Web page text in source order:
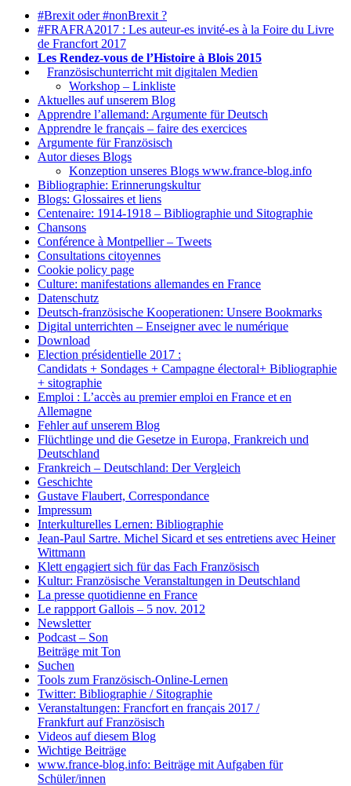
#Brexit oder #nonBrexit ?
#FRAFRA2017 : Les auteur-es invité-es à la Foire du Livre
de Francfort 2017
Les Rendez-vous de l’Histoire à Blois 2015
Französischunterricht mit digitalen Medien
Workshop – Linkliste
Aktuelles auf unserem Blog
Apprendre l’allemand: Argumente für Deutsch
Apprendre le français – faire des exercices
Argumente für Französisch
Autor dieses Blogs
Konzeption unseres Blogs www.france-blog.info
Bibliographie: Erinnerungskultur
Blogs: Glossaires et liens
Centenaire: 1914-1918 – Bibliographie und Sitographie
Chansons
Conférence à Montpellier – Tweets
Consultations citoyennes
Cookie policy page
Culture: manifestations allemandes en France
Datenschutz
Deutsch-französische Kooperationen: Unsere Bookmarks
Digital unterrichten – Enseigner avec le numérique
Download
Election présidentielle 2017 :
Candidats + Sondages + Campagne électoral+ Bibliographie
+ sitographie
Emploi : L’accès au premier emploi en France et en
Allemagne
Fehler auf unserem Blog
Flüchtlinge und die Gesetze in Europa, Frankreich und
Deutschland
Frankreich – Deutschland: Der Vergleich
Geschichte
Gustave Flaubert, Correspondance
Impressum
Interkulturelles Lernen: Bibliographie
Jean-Paul Sartre. Michel Sicard et ses entretiens avec Heiner
Wittmann
Klett engagiert sich für das Fach Französisch
Kultur: Französische Veranstaltungen in Deutschland
La presse quotidienne en France
Le rappport Gallois – 5 nov. 2012
Newsletter
Podcast – Son
Beiträge mit Ton
Suchen
Tools zum Französisch-Online-Lernen
Twitter: Bibliographie / Sitographie
Veranstaltungen: Francfort en français 2017 /
Frankfurt auf Französisch
Videos auf diesem Blog
Wichtige Beiträge
www.france-blog.info: Beiträge mit Aufgaben für
Schüler/innen